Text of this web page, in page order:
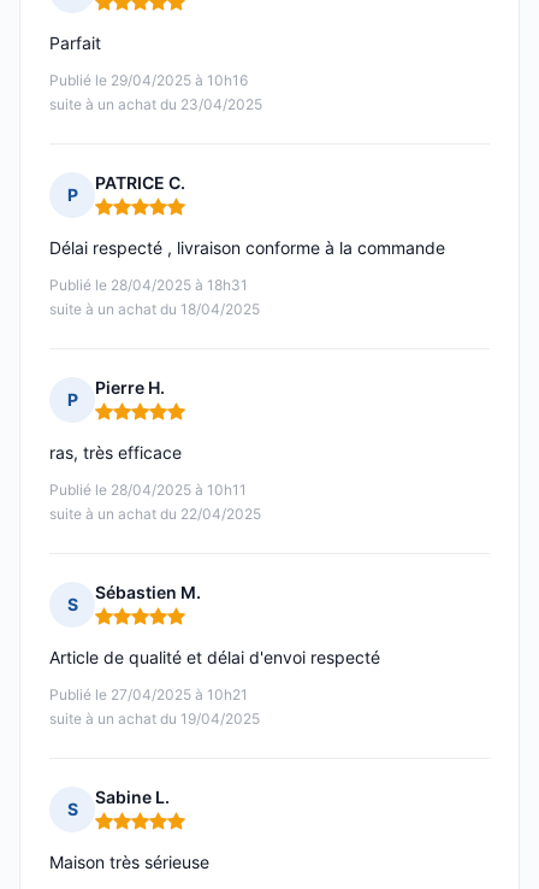
Note : 5 sur 5
Publié le 29/04/2025 à 10h16
suite à un achat du 23/04/2025
Parfait
P
PATRICE C.
Note : 5 sur 5
Publié le 28/04/2025 à 18h31
suite à un achat du 18/04/2025
Délai respecté , livraison conforme à la commande
P
Pierre H.
Note : 5 sur 5
Publié le 28/04/2025 à 10h11
suite à un achat du 22/04/2025
ras, très efficace
S
Sébastien M.
Note : 5 sur 5
Publié le 27/04/2025 à 10h21
suite à un achat du 19/04/2025
Article de qualité et délai d'envoi respecté
S
Sabine L.
Note : 5 sur 5
Maison très sérieuse